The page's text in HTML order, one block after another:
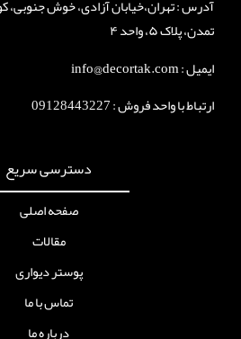
دسترسی سریع
صفحه اصلی
مقالات
پوستر دیواری
تماس با ما
درباره ما
آدرس : تهران،خیابان آزادی، خوش جنوبی،
تمدن، پلاک ۵، واحد ۴
ایمیل : info@decortak.com
ارتباط با واحد فروش :09128443227